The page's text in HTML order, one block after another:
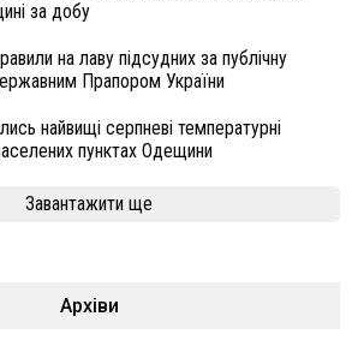
за добу
на лаву підсудних за публічну
Прапором України
найвищі серпневі температурні
пунктах Одещини
Завантажити ще
Архіви